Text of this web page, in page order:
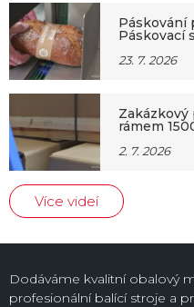
Páskování
Páskovací
23. 7. 2026
Zakázkový
rámem
2. 7. 2026
Více videí
Dodáváme kvalitní obalový
profesionální balící stroje a